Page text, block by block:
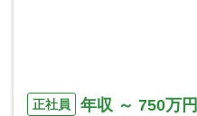
正社員 年収 ～ 750万円